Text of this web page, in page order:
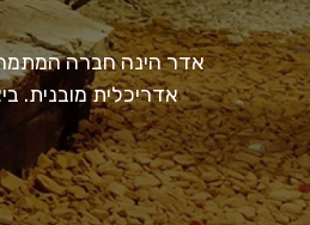
אדר הינה חברה המתמחה
אדריכלית מובנית.